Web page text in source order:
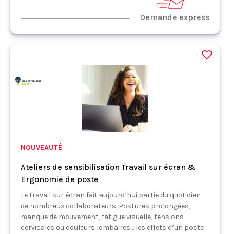
Demande express
NOUVEAUTÉ
Ateliers de sensibilisation Travail sur écran &
Ergonomie de poste
Le travail sur écran fait aujourd’hui partie du quotidien
de nombreux collaborateurs. Postures prolongées,
manque de mouvement, fatigue visuelle, tensions
cervicales ou douleurs lombaires… les effets d’un poste